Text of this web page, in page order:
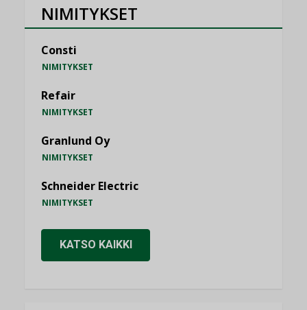
NIMITYKSET
Consti
NIMITYKSET
Refair
NIMITYKSET
Granlund Oy
NIMITYKSET
Schneider Electric
NIMITYKSET
KATSO KAIKKI